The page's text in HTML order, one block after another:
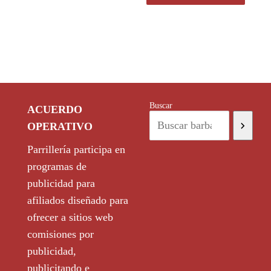
ACUERDO
OPERATIVO
Parrillería participa en
programas de
publicidad para
afiliados diseñado para
ofrecer a sitios web
comisiones por
publicidad,
publicitando e
Buscar